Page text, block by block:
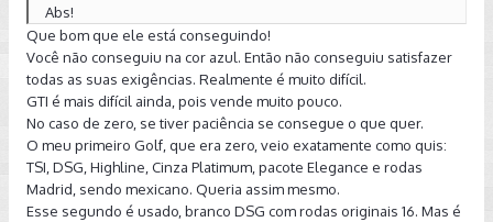
Abs!
Que bom que ele está conseguindo!
Você não conseguiu na cor azul. Então não conseguiu satisfazer
todas as suas exigências. Realmente é muito difícil.
GTI é mais difícil ainda, pois vende muito pouco.
No caso de zero, se tiver paciência se consegue o que quer.
O meu primeiro Golf, que era zero, veio exatamente como quis:
TSI, DSG, Highline, Cinza Platimum, pacote Elegance e rodas
Madrid, sendo mexicano. Queria assim mesmo.
Esse segundo é usado, branco DSG com rodas originais 16. Mas é